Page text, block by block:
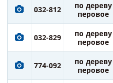
032-812
по дереву
перовое
032-829
по дереву
перовое
774-092
по дереву
перовое